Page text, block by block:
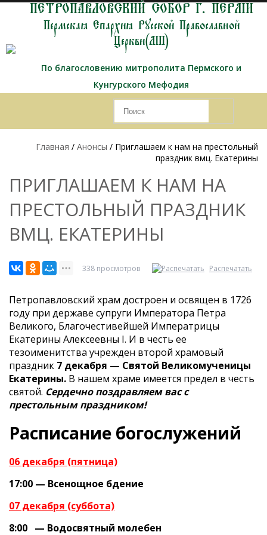
ПЕТРОПАВЛОВСКИЙ СОБОР Г. ПЕРМИ
Пермская Епархия Русской Православной
Церкви(МП)
По благословению митрополита Пермского и
Кунгурского Мефодия
Главная / Анонсы / Приглашаем к нам на престольный
праздник вмц. Екатерины
ПРИГЛАШАЕМ К НАМ НА
ПРЕСТОЛЬНЫЙ ПРАЗДНИК
ВМЦ. ЕКАТЕРИНЫ
338 просмотров Распечатать
Петропавловский храм достроен и освящен в 1726
году при державе супруги Императора Петра
Великого, Благочестивейшей Императрицы
Екатерины Алексеевны I. И в честь ее
тезоименитства учрежден второй храмовый
праздник 7 декабря — Святой Великомученицы
Екатерины. В нашем храме имеется предел в честь
святой. Сердечно поздравляем вас с
престольным праздником!
Расписание богослужений
06 декабря (пятница)
17:00 — Всенощное бдение
07 декабря (суббота)
8:00 — Водосвятный молебен